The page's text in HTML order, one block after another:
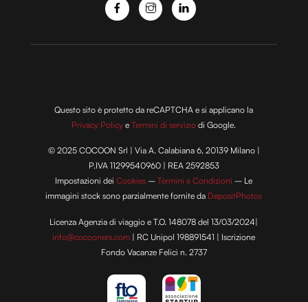
Questo sito è protetto da reCAPTCHA e si applicano la
Privacy Policy eTermini di servizio di Google.
© 2025 COCOON Srl | Via A. Calabiana 6, 20139 Milano |
P.IVA 11299540960 | REA 2592853
Impostazioni deiCookies –Termini e Condizioni – Le
immagini stock sono parzialmente fornite da DepositPhotos
Licenza Agenzia di viaggio e T.O. 148078 del 13/03/2024|
info@cocooners.com | RC Unipol 198891541 | Iscrizione
Fondo Vacanze Felici n. 2737